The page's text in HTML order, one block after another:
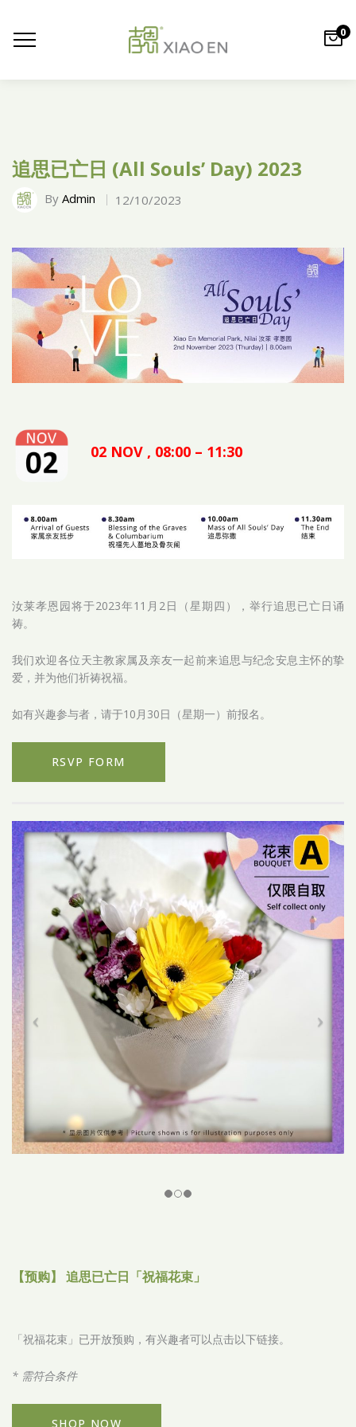
0
追思已亡日 (All Souls’ Day) 2023
By Admin 12/10/2023
02 NOV , 08:00 – 11:30
汝莱孝恩园将于2023年11月2日（星期四），举行追思已亡日诵
祷。
我们欢迎各位天主教家属及亲友一起前来追思与纪念安息主怀的挚
爱，并为他们祈祷祝福。
如有兴趣参与者，请于10月30日（星期一）前报名。
RSVP FORM
【预购】 追思已亡日「祝福花束」
「祝福花束」已开放预购，有兴趣者可以点击以下链接。
* 需符合条件
SHOP NOW